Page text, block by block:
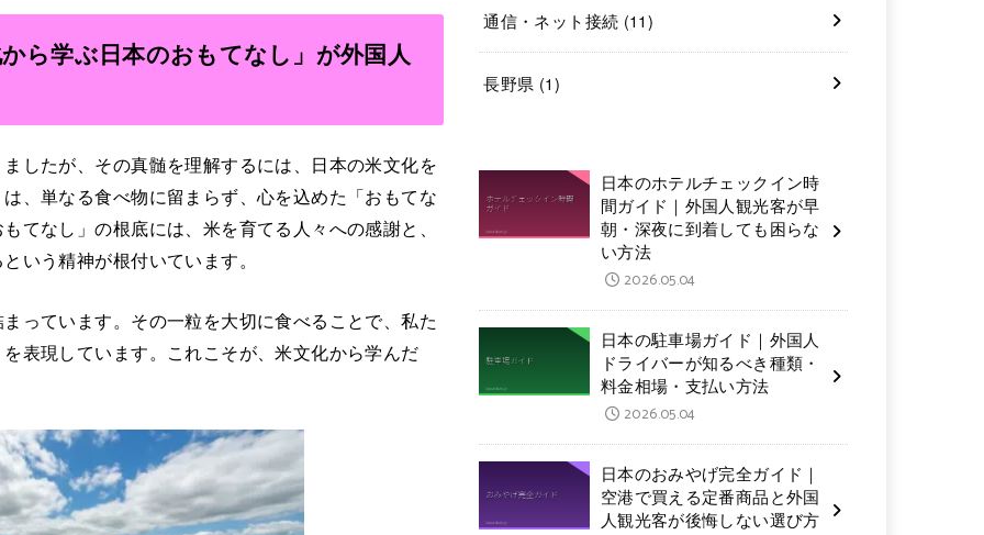
ら学ぶ日本のおもてなし」が外国人
したが、その真髄を理解するには、日本の米文化を
、単なる食べ物に留まらず、心を込めた「おもてな
てなし」の根底には、米を育てる人々への感謝と、
いう精神が根付いています。
っています。その一粒を大切に食べることで、私た
表現しています。これこそが、米文化から学んだ
通信・ネット接続 (11)
長野県 (1)
日本のホテルチェックイン時
間ガイド｜外国人観光客が早
朝・深夜に到着しても困らな
い方法
2026.05.04
日本の駐車場ガイド｜外国人
ドライバーが知るべき種類・
料金相場・支払い方法
2026.05.04
日本のおみやげ完全ガイド｜
空港で買える定番商品と外国
人観光客が後悔しない選び方